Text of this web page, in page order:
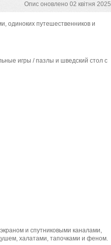
Опис оновлено 02 квітня 2025
одиноких путешественников и
игры / пазлы и шведский стол с
и спутниковыми каналами,
халатами, тапочками и феном.